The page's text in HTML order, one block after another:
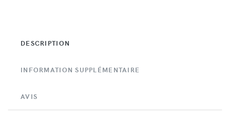
DESCRIPTION
INFORMATION SUPPLÉMENTAIRE
AVIS